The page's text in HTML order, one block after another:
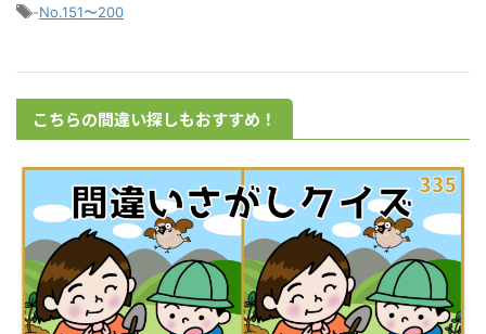
-No.151〜200
こちらの間違い探しもおすすめ！